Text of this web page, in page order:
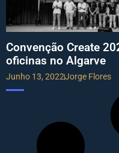
Convenção Create
oficinas no Algarve
Junho 13, 2022Jorge Flores